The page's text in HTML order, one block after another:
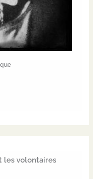
les volontaires